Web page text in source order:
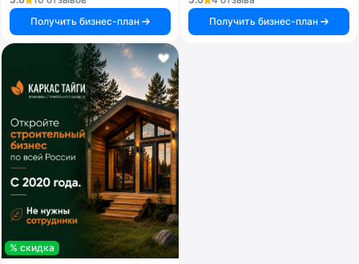
Получить бизнес-план
Получить бизнес-план
% скидка